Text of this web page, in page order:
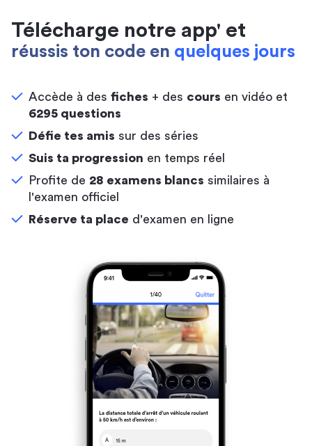
Télécharge notre app' et
réussis ton code en quelques jours
Accède à des fiches + des cours en vidéo et
6295 questions
Défie tes amis sur des séries
Suis ta progression en temps réel
Profite de 28 examens blancs similaires à
l'examen officiel
Réserve ta place d'examen en ligne